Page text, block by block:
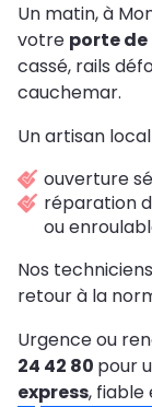
Un matin, à
votre porte de
cassé, rails
cauchemar.
Un artisan
ouverture
réparation
ou
Nos
retour à la
Urgence ou
24 42 80 pour
express, fiable